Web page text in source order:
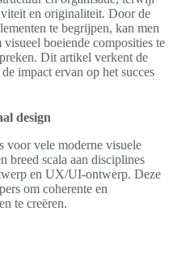
en originaliteit. Door de
te begrijpen, kan men
boeiende composities te
Dit artikel verkent de
impact ervan op het succes
design
voor vele moderne visuele
breed scala aan disciplines
en UX/UI-ontwerp. Deze
om coherente en
te creëren.